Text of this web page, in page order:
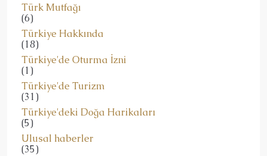
Türk Mutfağı
(6)
Türkiye Hakkında
(18)
Türkiye'de Oturma İzni
(1)
Türkiye'de Turizm
(31)
Türkiye'deki Doğa Harikaları
(5)
Ulusal haberler
(35)